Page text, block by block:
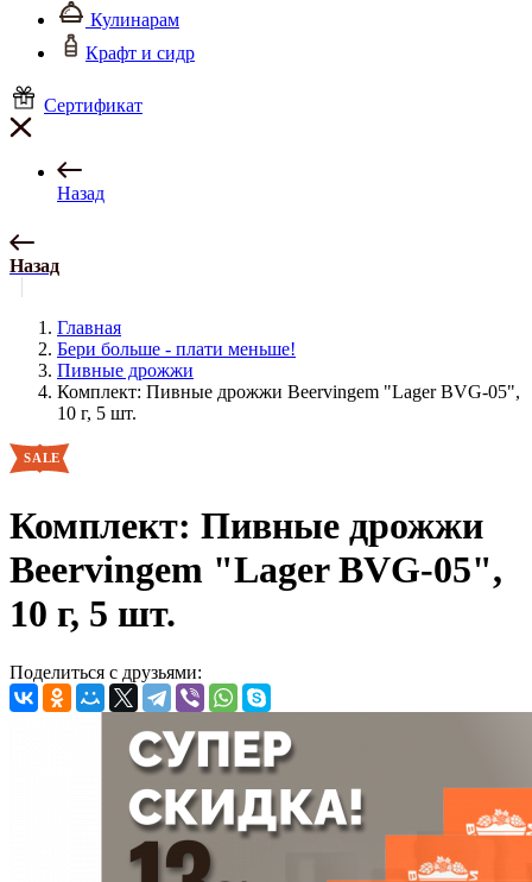
Кулинарам
Крафт и сидр
Сертификат
Назад
Назад
Главная
Бери больше - плати меньше!
Пивные дрожжи
Комплект: Пивные дрожжи Beervingem "Lager BVG-05",
10 г, 5 шт.
Комплект: Пивные дрожжи
Beervingem "Lager BVG-05",
10 г, 5 шт.
Поделиться с друзьями: